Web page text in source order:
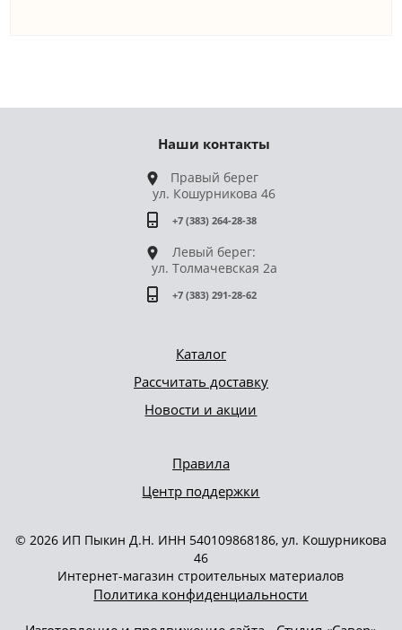
Правила
Центр поддержки
Каталог
Рассчитать доставку
Новости и акции
Наши контакты
Правый берег
ул. Кошурникова 46
+7 (383) 264-28-38
Левый берег:
ул. Толмачевская 2а
+7 (383) 291-28-62
© 2026 ИП Пыкин Д.Н. ИНН 540109868186, ул. Кошурникова
46
Интернет-магазин строительных материалов
Политика конфиденциальности